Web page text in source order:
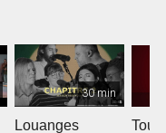
30 min
Louanges Tout